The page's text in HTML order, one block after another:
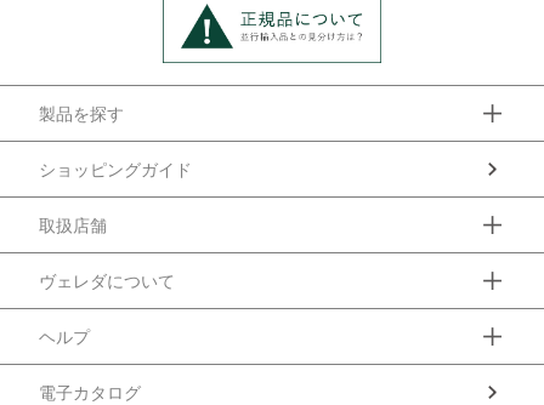
製品を探す
ショッピングガイド
取扱店舗
ヴェレダについて
ヘルプ
電子カタログ